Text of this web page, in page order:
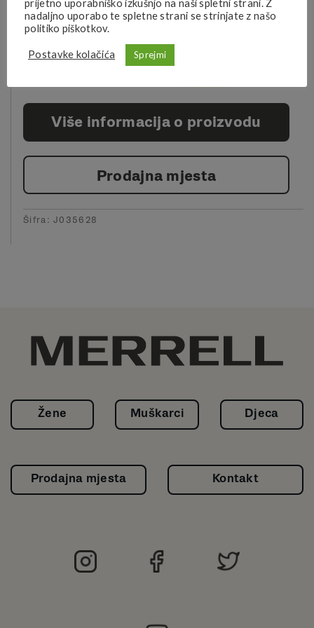
Tehnologije:
Više informacija o proizvodu
Prodajna mjesta
Šifra:J035628
Žene Muškarci Djeca
Prodajna mjesta Kontakt
prijetno uporabniško izkušnjo na naši spletni strani. Z
nadaljno uporabo te spletne strani se strinjate z našo
politiko piškotkov.
Postavke kolačića Sprejmi